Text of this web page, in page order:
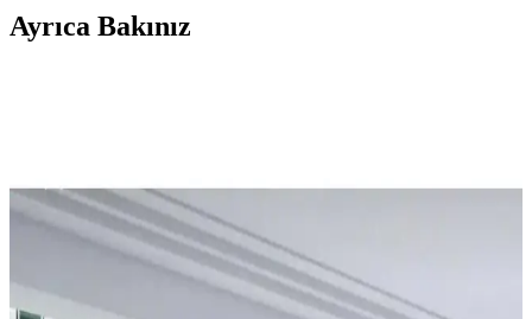
Ayrıca Bakınız
eğlence alanlarına kadar işlevsel ve estetik düzenlemelerle alanınızı
çok yönlü kullanabilirsiniz.
Frapan Home 4 Katlı Plastik Raf Ünitesi
Karşılaştırması ve Kullanım İpuçları